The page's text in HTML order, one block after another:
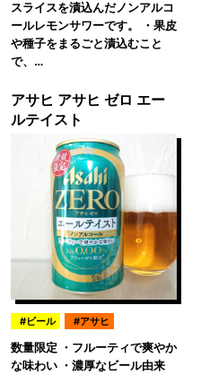
スライスを漬込んだノンアルコ
ールレモンサワーです。 ・果皮
や種子をまるごと漬込むこと
で、…
アサヒ アサヒ ゼロ エー
ルテイスト
ビール アサヒ
数量限定 ・フルーティで爽やか
な味わい ・濃厚なビール由来